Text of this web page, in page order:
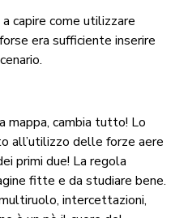
capire come utilizzare
era sufficiente inserire
mappa, cambia tutto! Lo
all’utilizzo delle forze aere
primi due! La regola
fitte e da studiare bene.
intercettazioni,